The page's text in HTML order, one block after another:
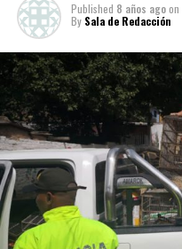
Published 8 años agoon
By Sala de Redacción